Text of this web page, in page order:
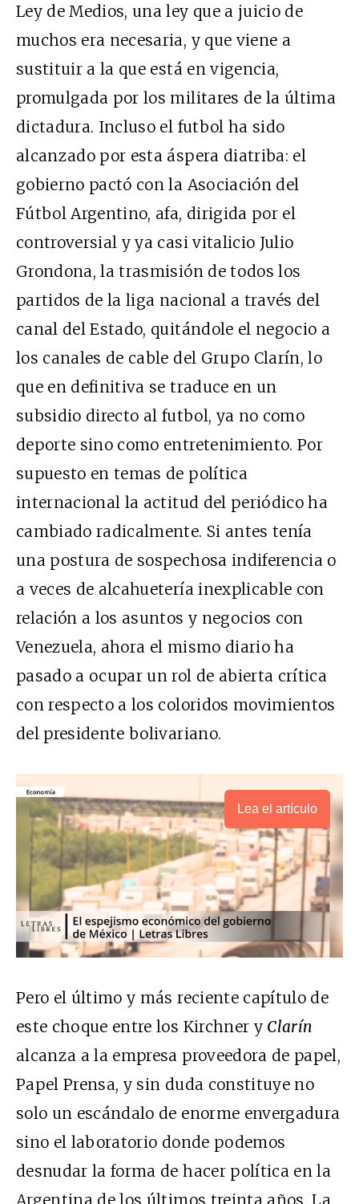
Ley de Medios, una ley que a juicio de
muchos era necesaria, y que viene a
sustituir a la que está en vigencia,
promulgada por los militares de la última
dictadura. Incluso el futbol ha sido
alcanzado por esta áspera diatriba: el
gobierno pactó con la Asociación del
Fútbol Argentino, afa, dirigida por el
controversial y ya casi vitalicio Julio
Grondona, la trasmisión de todos los
partidos de la liga nacional a través del
canal del Estado, quitándole el negocio a
los canales de cable del Grupo Clarín, lo
que en definitiva se traduce en un
subsidio directo al futbol, ya no como
deporte sino como entretenimiento. Por
supuesto en temas de política
internacional la actitud del periódico ha
cambiado radicalmente. Si antes tenía
una postura de sospechosa indiferencia o
a veces de alcahuetería inexplicable con
relación a los asuntos y negocios con
Venezuela, ahora el mismo diario ha
pasado a ocupar un rol de abierta crítica
con respecto a los coloridos movimientos
del presidente bolivariano.
Lea el artículo
Pero el último y más reciente capítulo de
este choque entre los Kirchner y Clarín
alcanza a la empresa proveedora de papel,
Papel Prensa, y sin duda constituye no
solo un escándalo de enorme envergadura
sino el laboratorio donde podemos
desnudar la forma de hacer política en la